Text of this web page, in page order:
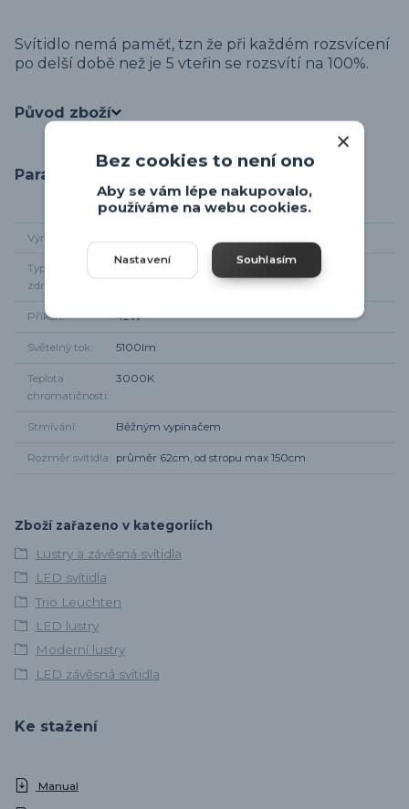
Svítidlo nemá paměť, tzn že při každém rozsvícení
po delší době než je 5 vteřin se rozsvítí na 100%.
Původ zboží
Parametry
Výrobce
Typ světelného
zdroje
Příkon 42W
Světelný tok 5100lm
Teplota
chromatičnosti
3000K
Stmívání Běžným vypínačem
Rozměr svítidla průměr 62cm, od stropu max 150cm
Zboží zařazeno v kategoriích
Lustry a závěsná svítidla
LED svítidla
Trio Leuchten
LED lustry
Moderní lustry
LED závěsná svítidla
Ke stažení
Manual
Bez cookies to není ono
Aby se vám lépe nakupovalo,
používáme na webu cookies.
Nastavení Souhlasím